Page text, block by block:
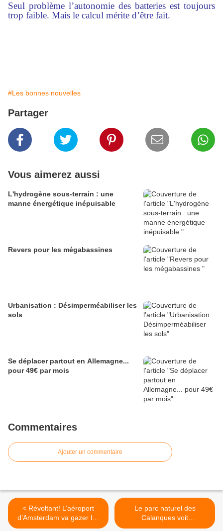
Seul problème l’autonomie des batteries est toujours
trop faible. Mais le calcul mérite d’être fait.
#Les bonnes nouvelles
Partager
Vous aimerez aussi
L'hydrogène sous-terrain : une
manne énergétique inépuisable
Revers pour les mégabassines
Urbanisation : Désimperméabiliser les
sols
Se déplacer partout en Allemagne...
pour 49€ par mois
Commentaires
Ajouter un commentaire
< Révoltant! L’aéroport
d’Amsterdam va gazer les
oies sauvages
Le parc naturel des
Calanques voit
officiellement le jour >